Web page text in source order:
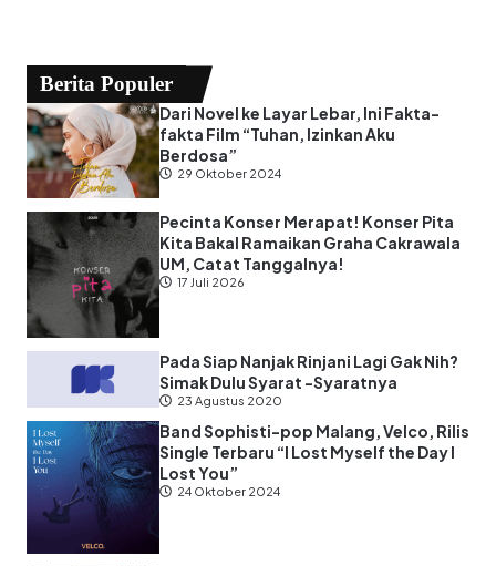
Berita Populer
Dari Novel ke Layar Lebar, Ini Fakta-
fakta Film “Tuhan, Izinkan Aku
Berdosa”
29 Oktober 2024
Pecinta Konser Merapat! Konser Pita
Kita Bakal Ramaikan Graha Cakrawala
UM, Catat Tanggalnya!
17 Juli 2026
Pada Siap Nanjak Rinjani Lagi Gak Nih?
Simak Dulu Syarat -Syaratnya
23 Agustus 2020
Band Sophisti-pop Malang, Velco, Rilis
Single Terbaru “I Lost Myself the Day I
Lost You”
24 Oktober 2024